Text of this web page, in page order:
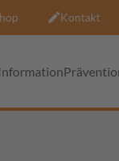
Kontakt
Information